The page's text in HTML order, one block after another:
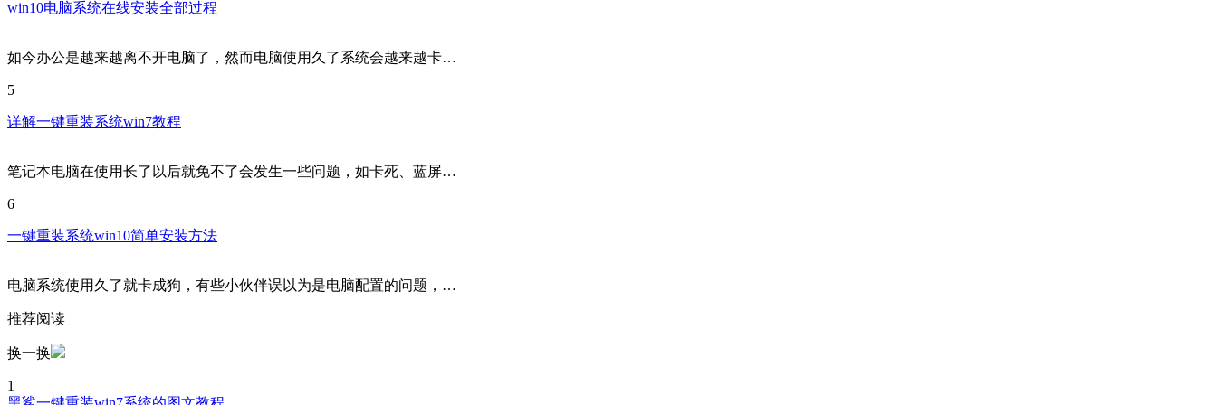
win10电脑系统在线安装全部过程
如今办公是越来越离不开电脑了，然而电脑使用久了系统会越来越卡…
5
详解一键重装系统win7教程
笔记本电脑在使用长了以后就免不了会发生一些问题，如卡死、蓝屏…
6
一键重装系统win10简单安装方法
电脑系统使用久了就卡成狗，有些小伙伴误以为是电脑配置的问题，…
推荐阅读
换一换
1